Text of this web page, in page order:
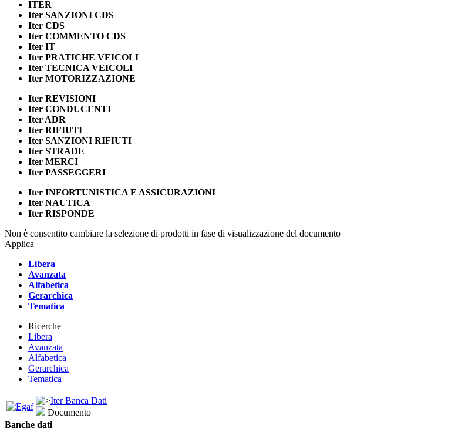
ITER
Iter SANZIONI CDS
Iter CDS
Iter COMMENTO CDS
Iter IT
Iter PRATICHE VEICOLI
Iter TECNICA VEICOLI
Iter MOTORIZZAZIONE
Iter REVISIONI
Iter CONDUCENTI
Iter ADR
Iter RIFIUTI
Iter SANZIONI RIFIUTI
Iter STRADE
Iter MERCI
Iter PASSEGGERI
Iter INFORTUNISTICA E ASSICURAZIONI
Iter NAUTICA
Iter RISPONDE
Non è consentito cambiare la selezione di prodotti in fase di visualizzazione del documento
Applica
Libera
Avanzata
Alfabetica
Gerarchica
Tematica
Ricerche
Libera
Avanzata
Alfabetica
Gerarchica
Tematica
Iter Banca Dati
Documento
Banche dati